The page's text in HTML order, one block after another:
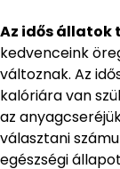
Az idős állatok
kedvenceink
változnak. Az
kalóriára van
az
választani
egészségi